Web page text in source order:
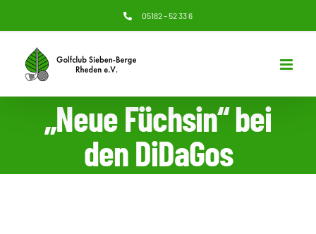
Inhalt
springen
05182 – 52 33 6
„Neue Füchsin“ bei
den DiDaGos